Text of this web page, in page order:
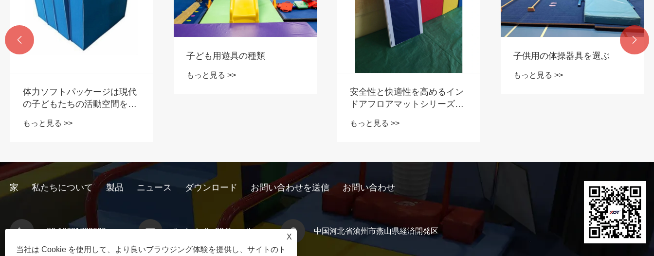
体力ソフトパッケージは現代
の子どもたちの活動空間をど
うか?
もっと見る >>
子ども用遊具の種類
もっと見る >>
安全性と快適性を高めるイン
ドアフロアマットシリーズと
もっと見る >>
子供用の体操器具を選ぶ
もっと見る >>
 
家 私たちについて 製品 ニュース ダウンロード お問い合わせを送信 お問い合わせ
+86-18631783039 rikadoshelby28@gmail.com 中国河北省滄州市燕山県経済開発区
X
当社は Cookie を使用して、より良いブラウジング体験を提供し、サイトのト